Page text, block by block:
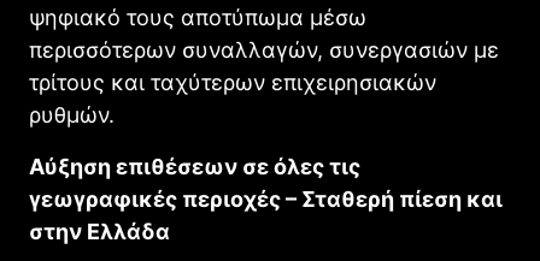
ψηφιακό τους αποτύπωμα μέσω
περισσότερων συναλλαγών, συνεργασιών με
τρίτους και ταχύτερων επιχειρησιακών
ρυθμών.
Αύξηση επιθέσεων σε όλες τις
γεωγραφικές περιοχές – Σταθερή πίεση και
στην Ελλάδα